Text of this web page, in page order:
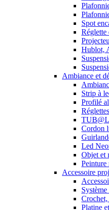
Spot
Réglette
Hublot,
Ambiance et
Strip à
Profilé
Cordon
Led
Objet et
Peinture
Accessoire
Platine